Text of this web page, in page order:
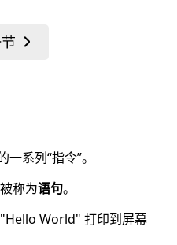
一系列“指令”。
称为语句。
"Hello World" 打印到屏幕